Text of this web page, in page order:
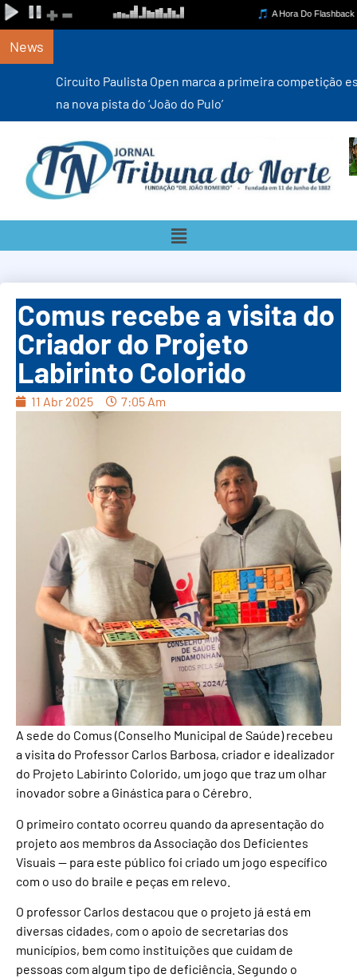
News
Circuito Paulista Open marca a primeira competição estadual
na nova pista do ‘João do Pulo’
Comus recebe a visita do
Criador do Projeto
Labirinto Colorido
11 Abr 2025 7:05 Am
A sede do Comus (Conselho Municipal de Saúde) recebeu
a visita do Professor Carlos Barbosa, criador e idealizador
do Projeto Labirinto Colorido, um jogo que traz um olhar
inovador sobre a Ginástica para o Cérebro.
O primeiro contato ocorreu quando da apresentação do
projeto aos membros da Associação dos Deficientes
Visuais — para este público foi criado um jogo específico
com o uso do braile e peças em relevo.
O professor Carlos destacou que o projeto já está em
diversas cidades, com o apoio de secretarias dos
municípios, bem como instituições que cuidam de
pessoas com algum tipo de deficiência. Segundo o